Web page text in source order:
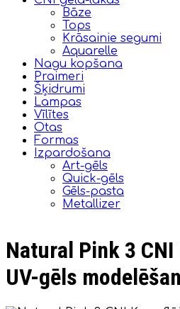
Bāze
Tops
Krāsainie segumi
Aquarelle
Nagu kopšana
Praimeri
Šķidrumi
Lampas
Vīlītes
Otas
Formas
Izpardošana
Art-gēls
Quick-gēls
Gēls-pasta
Metallizer
Natural Pink 3
UV-gēls